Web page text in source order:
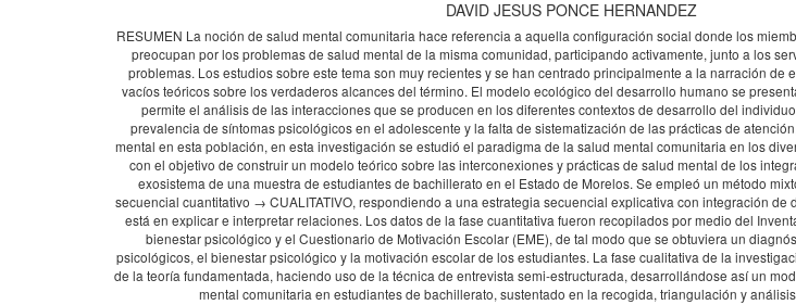
DAVID JESUS PONCE HERNANDEZ
RESUMEN La noción de salud mental comunitaria hace referencia a aquella configuración social donde los
preocupan por los problemas de salud mental de la misma comunidad, participando activamente, junto a los
problemas. Los estudios sobre este tema son muy recientes y se han centrado principalmente a la narración de
vacíos teóricos sobre los verdaderos alcances del término. El modelo ecológico del desarrollo humano se
permite el análisis de las interacciones que se producen en los diferentes contextos de desarrollo del
prevalencia de síntomas psicológicos en el adolescente y la falta de sistematización de las prácticas de
mental en esta población, en esta investigación se estudió el paradigma de la salud mental comunitaria en los
con el objetivo de construir un modelo teórico sobre las interconexiones y prácticas de salud mental de los
exosistema de una muestra de estudiantes de bachillerato en el Estado de Morelos. Se empleó un método
secuencial cuantitativo → CUALITATIVO, respondiendo a una estrategia secuencial explicativa con integración de
está en explicar e interpretar relaciones. Los datos de la fase cuantitativa fueron recopilados por medio del
bienestar psicológico y el Cuestionario de Motivación Escolar (EME), de tal modo que se obtuviera un
psicológicos, el bienestar psicológico y la motivación escolar de los estudiantes. La fase cualitativa de la
de la teoría fundamentada, haciendo uso de la técnica de entrevista semi-estructurada, desarrollándose así un
mental comunitaria en estudiantes de bachillerato, sustentado en la recogida, triangulación y